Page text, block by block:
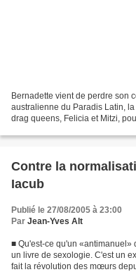
Bernadette vient de perdre son
australienne du Paradis Latin,
drag queens, Felicia et Mitzi,
Contre la
Iacub
Publié le 27/08/2005 à 23:00
Par Jean-Yves Alt
■ Qu'est-ce qu'un «antimanuel»
un livre de sexologie. C'est un
fait la révolution des mœurs